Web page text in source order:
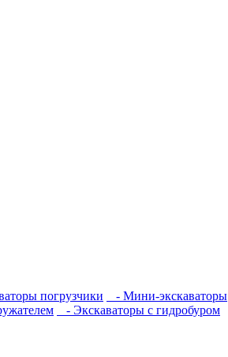
погрузчики - Мини-экскаваторы
- Экскаваторы с гидробуром